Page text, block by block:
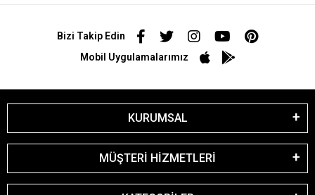
Bizi Takip Edin
Mobil Uygulamalarımız
KURUMSAL
MÜŞTERİ HİZMETLERİ